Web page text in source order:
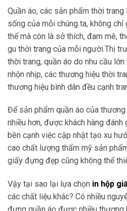
Quần áo, các sản phẩm thời
sống của mỗi chúng ta, không
thể mà còn là sở thích, đam mê,
gu thời trang của mỗi người.Thị
thời trang, quần áo do nhu cầu
nhộn nhịp, các thương hiệu thời
thương hiệu bình dân đều cạnh
Để sản phẩm quần áo của
nhiều hơn, được khách hàng đánh
bên cạnh việc cập nhật tạo xu
cao chất lượng thẩm mỹ sản
giấy đựng đẹp cũng không thể
Vậy tại sao lại lựa chọn in hộp
các chất liệu khác? Có nhiều